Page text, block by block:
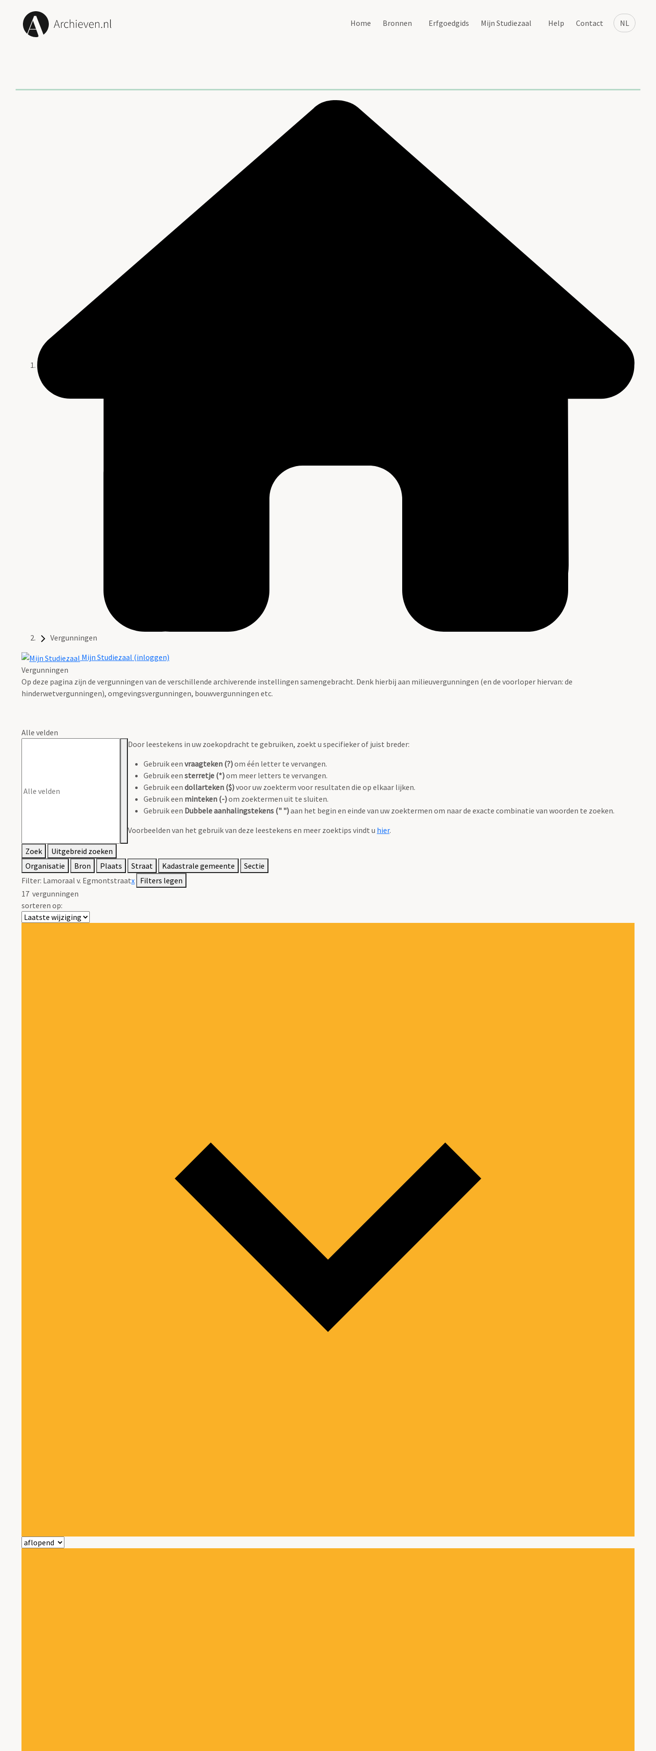
NL
Home Bronnen Erfgoedgids Mijn Studiezaal Help Contact
Vergunningen
Mijn Studiezaal (inloggen)
Vergunningen
Op deze pagina zijn de vergunningen van de verschillende archiverende instellingen samengebracht. Denk hierbij aan milieuvergunningen (en de voorloper hiervan: de
hinderwetvergunningen), omgevingsvergunningen, bouwvergunningen etc.
Alle velden
Door leestekens in uw zoekopdracht te gebruiken, zoekt u specifieker of juist breder:
Gebruik een vraagteken (?)om één letter te vervangen.
Gebruik een sterretje (*)om meer letters te vervangen.
Gebruik een dollarteken ($)voor uw zoekterm voor resultaten die op elkaar lijken.
Gebruik een minteken (-)om zoektermen uit te sluiten.
Gebruik een Dubbele aanhalingstekens (" ")aan het begin en einde van uw zoektermen om naar de exacte combinatie van woorden te zoeken.
Voorbeelden van het gebruik van deze leestekens en meer zoektips vindt u hier.
Zoek
Uitgebreid zoeken
Organisatie
Bron Plaats Straat Kadastrale gemeente
Sectie
Filter: Lamoraal v. Egmontstraatx Filters legen
17 vergunningen
sorteren op: